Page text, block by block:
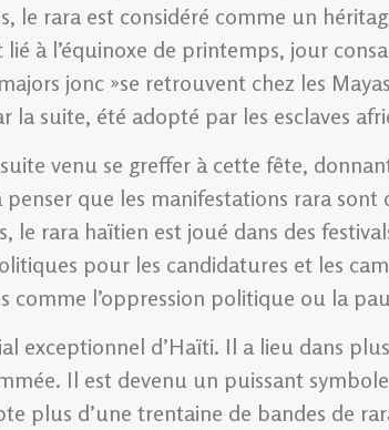
le rara est considéré comme un
à l’équinoxe de printemps, jour
jonc »se retrouvent chez les
la suite, été adopté par les esclaves
venu se greffer à cette fête,
que les manifestations rara sont
rara haïtien est joué dans des
pour les candidatures et les
comme l’oppression politique ou la
exceptionnel d’Haïti. Il a lieu dans
Il est devenu un puissant
plus d’une trentaine de bandes de